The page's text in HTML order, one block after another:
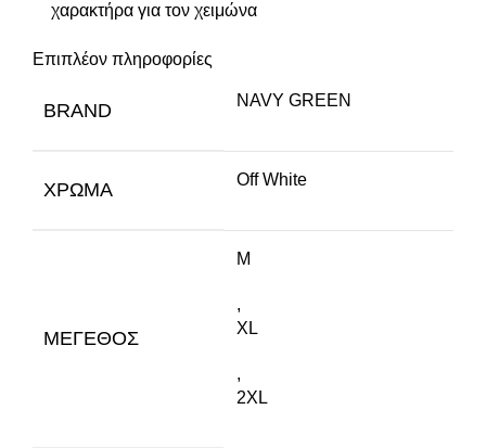
χαρακτήρα για τον χειμώνα
Επιπλέον πληροφορίες
BRAND NAVY GREEN
ΧΡΏΜΑ Off White
ΜΈΓΕΘΟΣ
M
,
XL
,
2XL